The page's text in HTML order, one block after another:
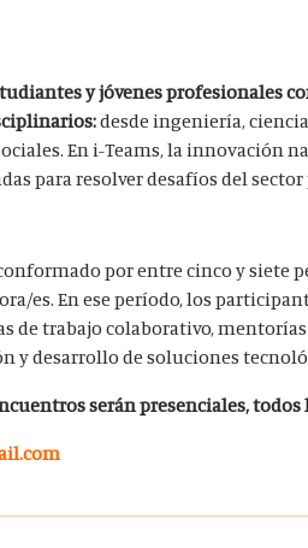
y jóvenes profesionales
desde ingeniería,
En i-Teams, la innovación
para resolver desafíos del
por entre cinco y siete
es. En ese período, los
de trabajo colaborativo,
y desarrollo de soluciones
serán presenciales, todos